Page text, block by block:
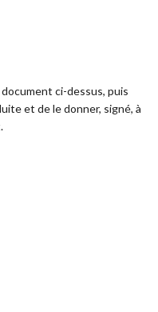
ci-dessus, puis
et de le donner, signé, à